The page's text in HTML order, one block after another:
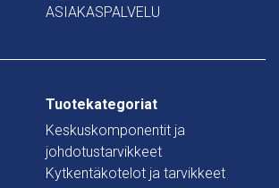
ASIAKASPALVELU
Tuotekategoriat
Keskuskomponentit ja
johdotustarvikkeet
Kytkentäkotelot ja tarvikkeet